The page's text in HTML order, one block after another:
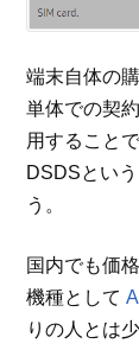
端末自体の
単体での契
用すること
DSDSとい
う。
国内でも価
機種として
りの人とは